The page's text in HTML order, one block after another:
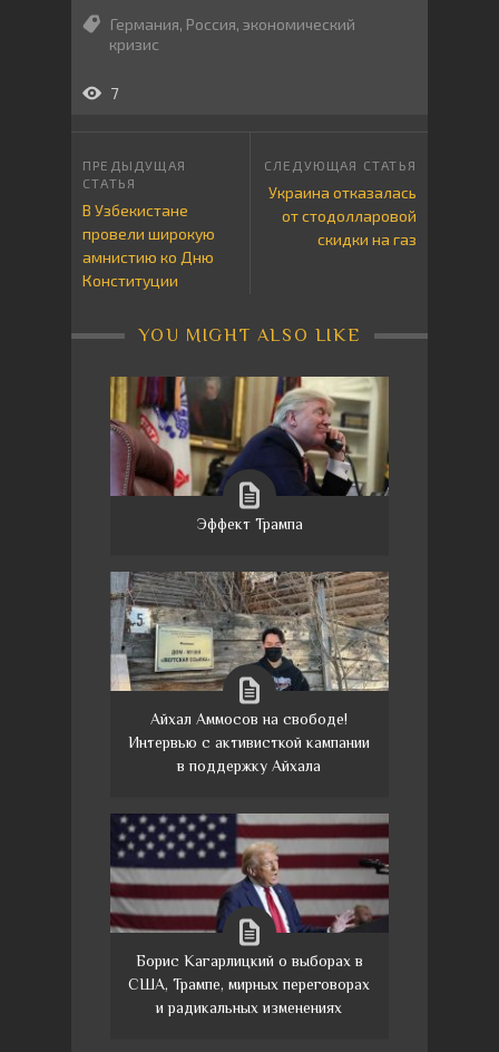
Германия, Россия, экономический
кризис
7
В Узбекистане
провели широкую
амнистию ко Дню
Конституции
Украина отказалась
от стодолларовой
скидки на газ
YOU MIGHT ALSO LIKE
Эффект Трампа
Айхал Аммосов на свободе!
Интервью с активисткой кампании
в поддержку Айхала
Борис Кагарлицкий о выборах в
США, Трампе, мирных переговорах
и радикальных изменениях